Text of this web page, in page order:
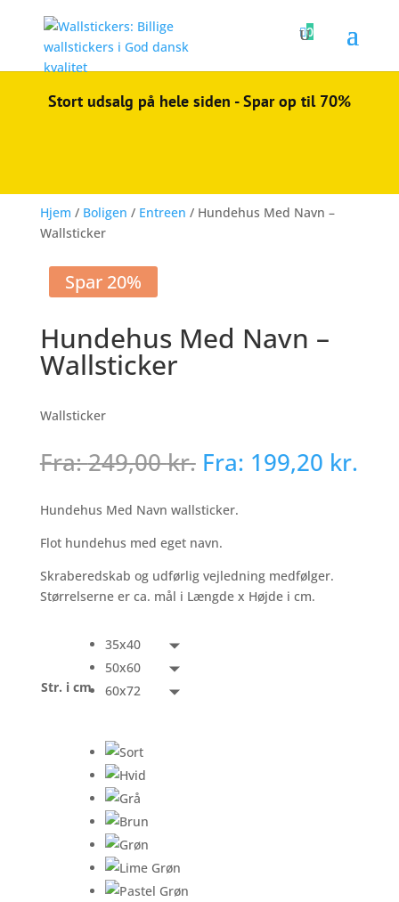
0
Stort udsalg på hele siden - Spar op til 70%
Hjem / Boligen / Entreen / Hundehus Med Navn –
Wallsticker
Spar 20%
Hundehus Med Navn –
Wallsticker
Wallsticker
Fra:249,00kr. Fra: 199,20 kr.
Hundehus Med Navn wallsticker.
Flot hundehus med eget navn.
Skraberedskab og udførlig vejledning medfølger.
Størrelserne er ca. mål i Længde x Højde i cm.
Str. i cm
35x40
50x60
60x72